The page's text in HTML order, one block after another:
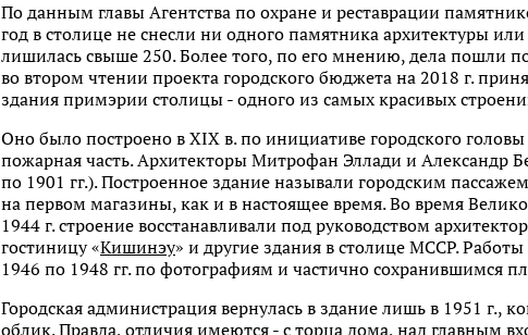
По данным главы Агентства по охране и реставрации
год в столице не снесли ни одного памятника архитектуры
лишилась свыше 250. Более того, по его мнению, дела пошли
во втором чтении проекта городского бюджета на 2018 г.
здания примэрии столицы - одного из самых красивых
Оно было построено в XIX в. по инициативе городского
пожарная часть. Архитекторы Митрофан Эллади и Александр
по 1901 гг.). Построенное здание называли городским
на первом магазины, как и в настоящее время. Во время
1944 г. строение восстанавливали под руководством
гостиницу «Кишинэу» и другие здания в столице МССР.
1946 по 1948 гг. по фотографиям и частично сохранившимся
Городская администрация вернулась в здание лишь в 1951 г.,
облик. Правда, отличия имеются - с торца дома, над главным